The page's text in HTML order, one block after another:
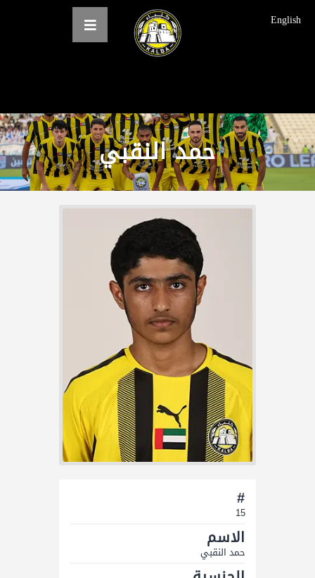
English
حمد النقبي
الرئيسية
عن النادي
فرق النادي
الاخبار
حجز التذاكر
#
15
الاسم
حمد النقبي